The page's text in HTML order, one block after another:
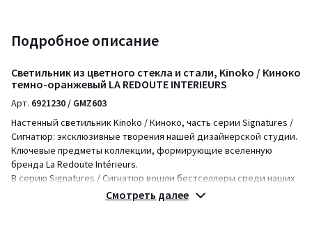
Подробное описание
Светильник из цветного стекла и стали, Kinoko / Киноко
темно-оранжевый LA REDOUTE INTERIEURS
Арт. 6921230 / GMZ603
Настенный светильник Kinoko / Киноко, часть серии Signatures /
Сигнатюр: эксклюзивные творения нашей дизайнерской студии.
Ключевые предметы коллекции, формирующие вселенную
бренда La Redoute Intérieurs.
В серию Signatures / Сигнатюр вошли бестселлеры среди наших
клиентов. Мы уверены, что вы полюбите их не меньше.
Смотреть далее